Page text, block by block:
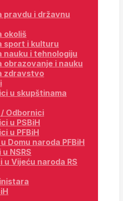
pravdu i državnu
okoliš
sport i kulturu
nauku i tehnologiju
obrazovanje i nauku
zdravstvo
u skupštinama
Odbornici
u PSBiH
u PFBiH
Domu naroda PFBiH
NSRS
u Vijeću naroda RS